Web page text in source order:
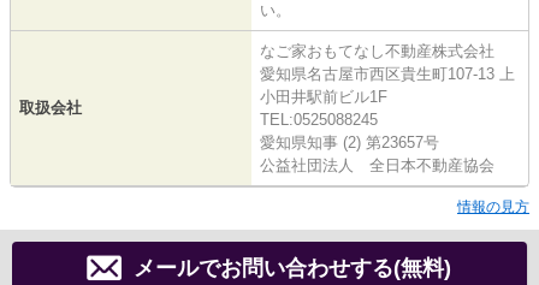
い。
取扱会社
なご家おもてなし不動産株式会社
愛知県名古屋市西区貴生町107-13 上
小田井駅前ビル1F
TEL:0525088245
愛知県知事 (2) 第23657号
公益社団法人 全日本不動産協会
情報の見方
メールでお問い合わせする(無料)